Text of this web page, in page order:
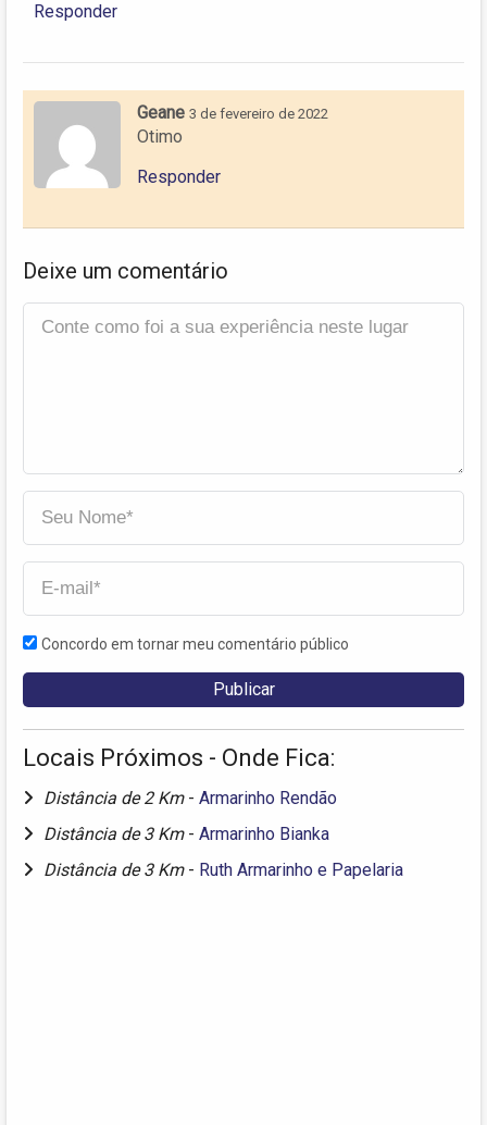
Responder
Geane 3 de fevereiro de 2022
Otimo
Responder
Deixe um comentário
Concordo em tornar meu comentário público
Locais Próximos - Onde Fica:
Distância de 2 Km - Armarinho Rendão
Distância de 3 Km - Armarinho Bianka
Distância de 3 Km - Ruth Armarinho e Papelaria